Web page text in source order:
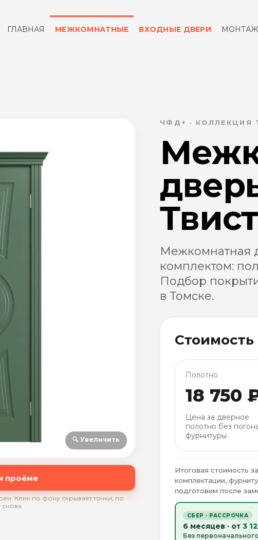
ГЛАВНАЯ МЕЖКОМНАТНЫЕ ВХОДНЫЕ ДВЕРИ МОНТАЖ
🔍 Увеличить
проёме
Клик по фону скрывает точки, по
снова
ЧФД+ · КОЛЛЕКЦИЯ
Межкомнатная
комплектом:
Подбор
в Томске.
Стоимость
Полотно
18 750
Цена за дверное
полотно без
фурнитуры.
Итоговая стоимость
комплектации,
подготовим после
СБЕР · РАССРОЧКА
6 месяцев · от 3
Без